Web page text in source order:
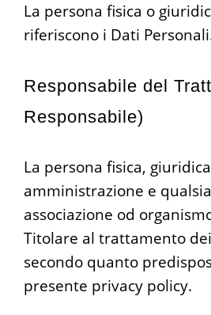
La persona fisica o
riferiscono i Dati
Responsabile del
Responsabile)
La persona fisica,
amministrazione e
associazione od
Titolare al trattamento
secondo quanto
presente privacy policy.